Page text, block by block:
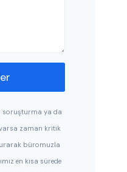
soruşturma ya da
varsa zaman kritik
büromuzla
en kısa sürede